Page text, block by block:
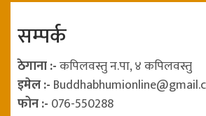
सम्पर्क
ठेगाना :-कपिलवस्तु न.पा, ४ कपिलवस्तु
इमेल :-
फोन :- 076-550288